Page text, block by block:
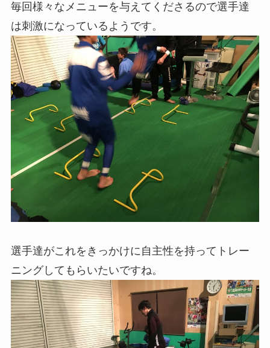
毎回様々なメニューを与えてくださるので選手達
は刺激になっているようです。
選手達がこれをきっかけに自主性を持ってトレー
ニングしてもらいたいですね。